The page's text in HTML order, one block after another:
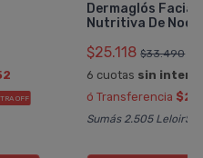
OFF
Dermaglós Facial
Nutritiva De
$25.118 $33.490
6 cuotas sin
ó Transferencia
Sumás 2.505 Leloir$